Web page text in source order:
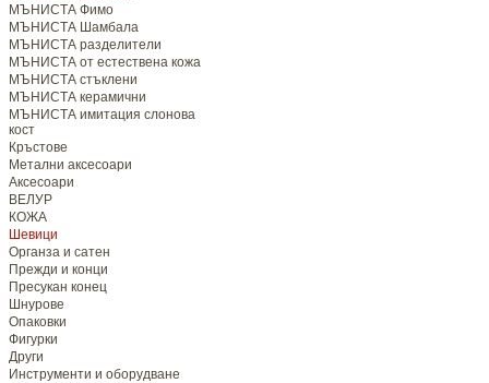
МЪНИСТА Фимо
МЪНИСТА Шамбала
МЪНИСТА разделители
МЪНИСТА от естествена кожа
МЪНИСТА стъклени
МЪНИСТА керамични
МЪНИСТА имитация слонова
кост
Кръстове
Метални аксесоари
Аксесоари
ВЕЛУР
КОЖА
Шевици
Органза и сатен
Прежди и конци
Пресукан конец
Шнурове
Опаковки
Фигурки
Други
Инструменти и оборудване